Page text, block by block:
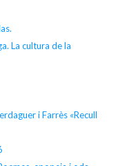
La cultura de la
i Farrès «Recull